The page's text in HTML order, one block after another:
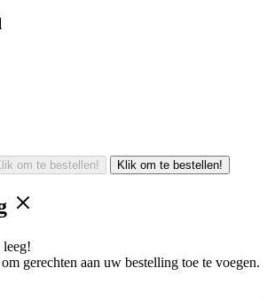
om te bestellen! Klik om te bestellen!
gerechten aan uw bestelling toe te voegen.